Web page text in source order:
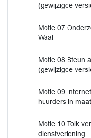
(gewijzigde
Motie 07
Waal
Motie 08 Steun
(gewijzigde
Motie 09
huurders in
Motie 10 Tolk
dienstverlening